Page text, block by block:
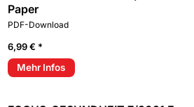
Paper
PDF-Download
6,99 € *
Mehr Infos